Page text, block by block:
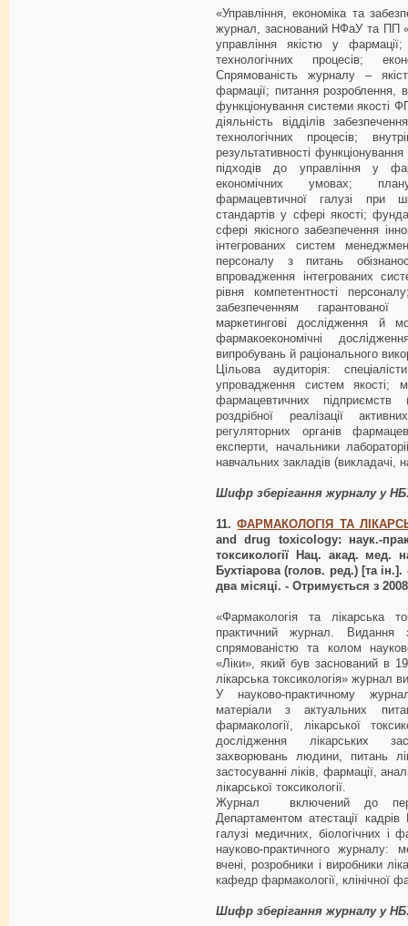
«Управління, економіка та
журнал, заснований НФаУ та ПП
управління якістю у
технологічних процесів;
Спрямованість журналу –
фармації; питання розроблення,
функціонування системи якості
діяльність відділів
технологічних процесів;
результативності
підходів до управління у
економічних умовах;
фармацевтичної галузі при
стандартів у сфері якості;
сфері якісного забезпечення
інтегрованих систем
персоналу з питань
впровадження інтегрованих
рівня компетентності
забезпеченням гарантованої
маркетингові дослідження й
фармакоекономічні
випробувань й раціонального
Цільова аудиторія:
упровадження систем якості;
фармацевтичних підприємств
роздрібної реалізації
регуляторних органів
експерти, начальники
навчальних закладів (викладачі,
Шифр зберігання журналу у
11.ФАРМАКОЛОГІЯ ТА
and drug toxicology: наук.-
токсикології Нац. акад. мед.
Бухтіарова (голов. ред.) [та
два місяці. - Отримується з
«Фармакологія та лікарська
практичний журнал. Видання
спрямованістю та колом
«Ліки», який був заснований в
лікарська токсикологія» журнал
У науково-практичному
матеріали з актуальних
фармакології, лікарської
дослідження лікарських
захворювань людини, питань
застосуванні ліків, фармації,
лікарської токсикології.
Журнал включений до
Департаментом атестації
галузі медичних, біологічних і
науково-практичного журналу:
вчені, розробники і виробники
кафедр фармакології, клінічної
Шифр зберігання журналу у